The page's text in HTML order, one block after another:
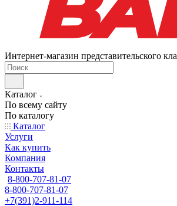
Интернет-магазин представительского
Каталог
По всему сайту
По каталогу
Каталог
Услуги
Как купить
Компания
Контакты
8-800-707-81-07
8-800-707-81-07
+7(391)2-911-114